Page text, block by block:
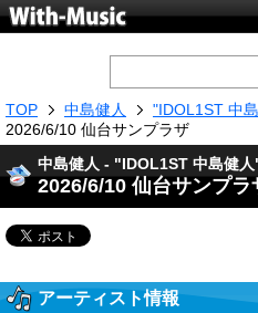
TOP 中島健人
"IDOL1ST 中
2026/6/10 仙台サンプラザ
中島健人 - "IDOL1ST 中島健
2026/6/10 仙台サンプラ
アーティスト情報